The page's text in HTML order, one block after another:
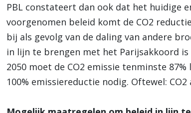
PBL constateert dan ook dat het huidige
voorgenomen beleid komt de CO2
bij als gevolg van de daling van andere
in lijn te brengen met het Parijsakkoord is
2050 moet de CO2 emissie tenminste
100% emissiereductie nodig. Oftewel: